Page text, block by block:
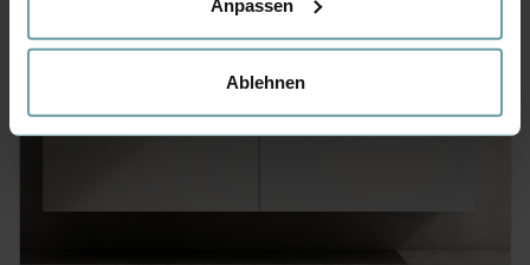
Anpassen
Ablehnen